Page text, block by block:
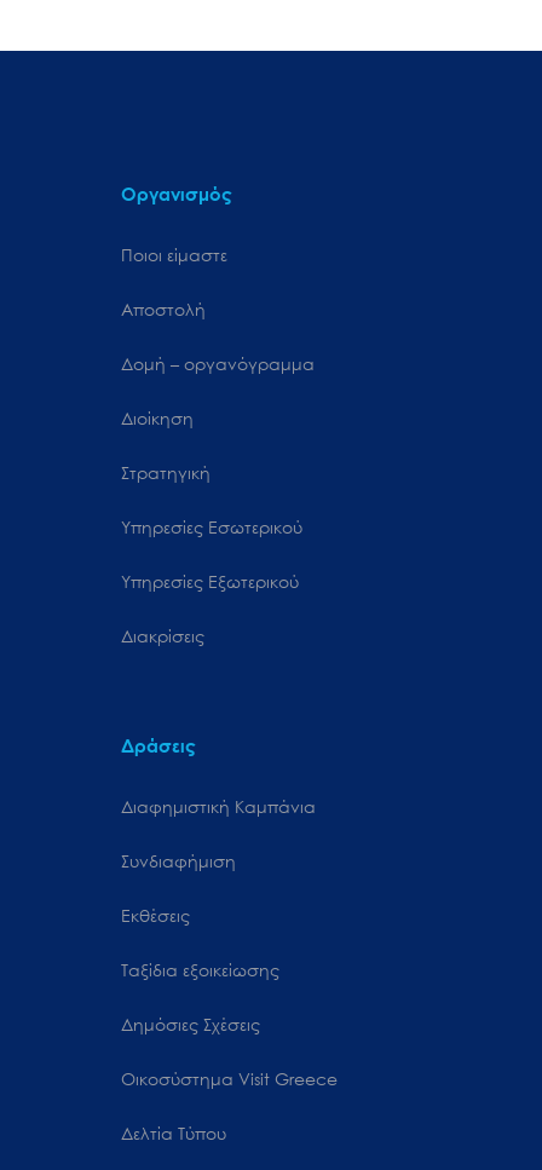
Οργανισμός
Ποιοι είμαστε
Αποστολή
Δομή – οργανόγραμμα
Διοίκηση
Στρατηγική
Υπηρεσίες Εσωτερικού
Υπηρεσίες Εξωτερικού
Διακρίσεις
Δράσεις
Διαφημιστική Καμπάνια
Συνδιαφήμιση
Εκθέσεις
Ταξίδια εξοικείωσης
Δημόσιες Σχέσεις
Oικοσύστημα Visit Greece
Δελτία Τύπου